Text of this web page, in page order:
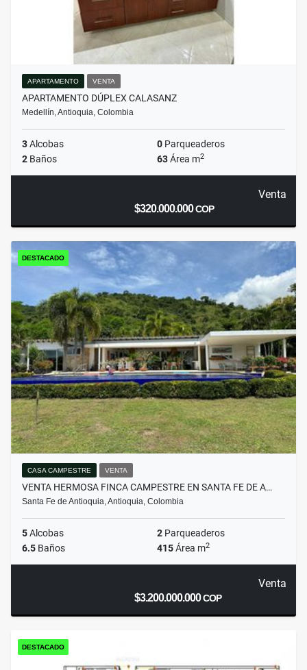
APARTAMENTO VENTA
APARTAMENTO DÚPLEX CALASANZ
Medellín, Antioquia, Colombia
3Alcobas 0 Parqueaderos
2 Baños 63Área m2
Venta
$320.000.000COP
DESTACADO
CASA CAMPESTRE VENTA
VENTA HERMOSA FINCA CAMPESTRE EN SANTA FE DE A…
Santa Fe de Antioquia, Antioquia, Colombia
5Alcobas 2 Parqueaderos
6.5 Baños 415Área m2
Venta
$3.200.000.000COP
DESTACADO